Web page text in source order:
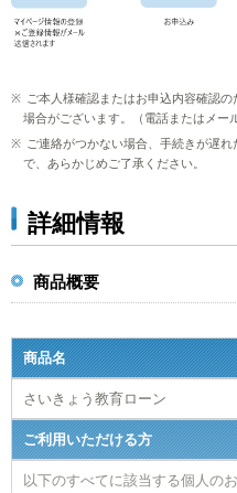
ご本人様確認またはお申込内容確認
場合がございます。（電話またはメール
ご連絡がつかない場合、手続きが遅
で、あらかじめご了承ください。
詳細情報
商品概要
商品名
さいきょう教育ローン
ご利用いただける方
以下のすべてに該当する個人の